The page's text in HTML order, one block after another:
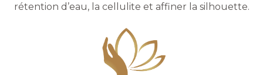
rétention d’eau, la cellulite et affiner la silhouette.